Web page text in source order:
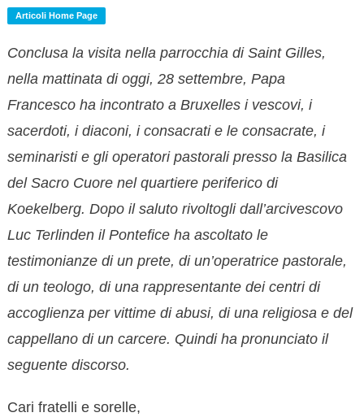
Articoli Home Page
Conclusa la visita nella parrocchia di Saint Gilles,
nella mattinata di oggi, 28 settembre, Papa
Francesco ha incontrato a Bruxelles i vescovi, i
sacerdoti, i diaconi, i consacrati e le consacrate, i
seminaristi e gli operatori pastorali presso la Basilica
del Sacro Cuore nel quartiere periferico di
Koekelberg. Dopo il saluto rivoltogli dall’arcivescovo
Luc Terlinden il Pontefice ha ascoltato le
testimonianze di un prete, di un’operatrice pastorale,
di un teologo, di una rappresentante dei centri di
accoglienza per vittime di abusi, di una religiosa e del
cappellano di un carcere. Quindi ha pronunciato il
seguente discorso.
Cari fratelli e sorelle,